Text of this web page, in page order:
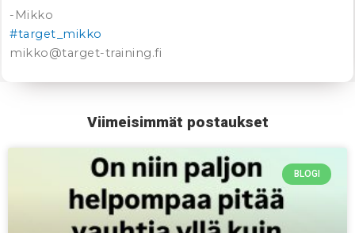
-Mikko
#target_mikko
mikko@target-training.fi
Viimeisimmät postaukset
BLOGI